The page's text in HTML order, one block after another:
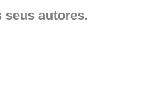
seus autores.